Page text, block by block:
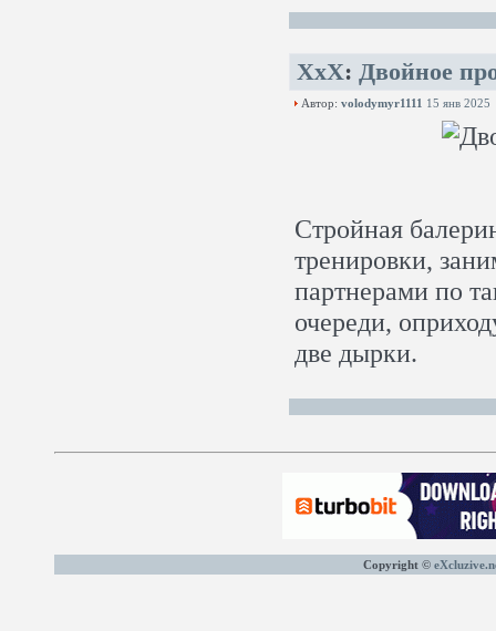
XxX: Двойное
Автор: volodymyr1111 15 янв 2025
Стройная
тренировки,
партнерами по
очереди,
две дырки.
Copyright ©